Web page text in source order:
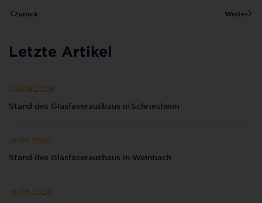
Zurück Weiter
Letzte Artikel
04.08.2026
Stand des Glasfaserausbaus in Schriesheim
18.06.2026
Stand des Glasfaserausbaus in Weinbach
18.06.2026